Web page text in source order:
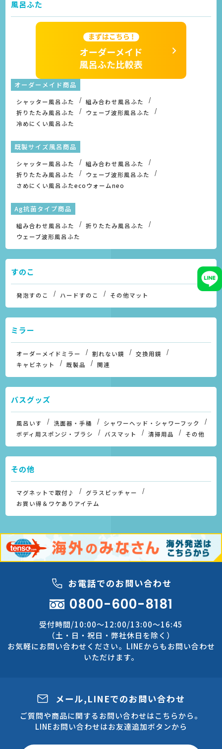
風呂ふた
オーダーメイド商品
シャッター風呂ふた
組み合わせ風呂ふた
折りたたみ風呂ふた
ウェーブ波形風呂ふた
冷めにくい風呂ふた
既製サイズ風呂商品
シャッター風呂ふた
組み合わせ風呂ふた
折りたたみ風呂ふた
ウェーブ波形風呂ふた
さめにくい風呂ふたecoウォームneo
Ag抗菌タイプ商品
組み合わせ風呂ふた
折りたたみ風呂ふた
ウェーブ波形風呂ふた
すのこ
発泡すのこ ハードすのこ その他マット
ミラー
オーダーメイドミラー 割れない鏡
交換用鏡
キャビネット
既製品 関連
バスグッズ
風呂いす 洗面器・手桶
シャワーヘッド・シャワーフック
ボディ用スポンジ・ブラシ
バスマット 清掃用品 その他
その他
マグネットで取付♪
グラスピッチャー
お買い得＆ワケありアイテム
お電話でのお問い合わせ
0800-600-8181
受付時間/10:00～12:00/13:00～16:45
（土・日・祝日・弊社休日を除く）
お気軽にお問い合わせください。LINEからもお問い合わせ
いただけます。
メール,LINEでのお問い合わせ
ご質問や商品に関するお問い合わせはこちらから。
LINEお問い合わせはお友達追加ボタンから